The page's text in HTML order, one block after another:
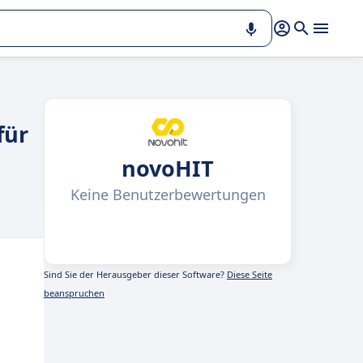
novoHIT
Keine Benutzerbewertungen
Sind Sie der Herausgeber dieser Software? Diese Seite
beanspruchen